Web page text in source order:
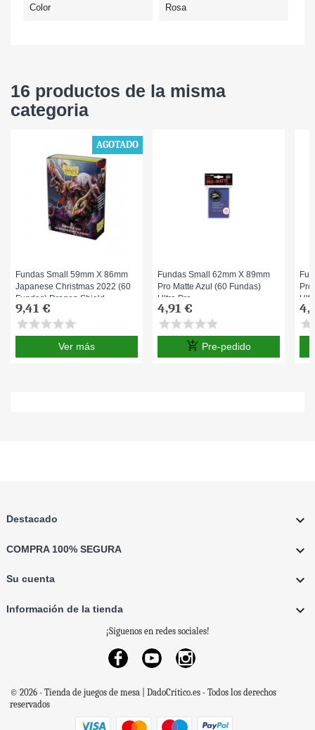
Color Rosa
16 productos de la misma
categoria
Fundas Small 59mm X 86mm
Japanese Christmas 2022 (60
Fundas) Dragon Shield
9,41 €
starstarstarstarstar
Ver más
AGOTADO
Fundas Small 62mm X 89mm
Pro Matte Azul (60 Fundas)
Ultra Pro.
4,91 €
starstarstarstarstar
add_shopping_cart Pre-pedido
star
Destacado 
COMPRA 100% SEGURA 
Su cuenta 
Información de la tienda 
¡Síguenos en redes sociales!
FacebookYouTubeInstagram
© 2026 - Tienda de juegos de mesa | DadoCrítico.es - Todos los derechos
reservados